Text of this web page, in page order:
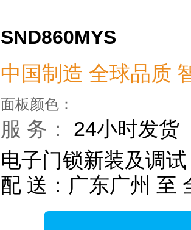
SND860MYS
中国制造 全球品质
面板颜色：
服 务：
24小时发货
电子门锁新装及调
配 送：广东广州 至